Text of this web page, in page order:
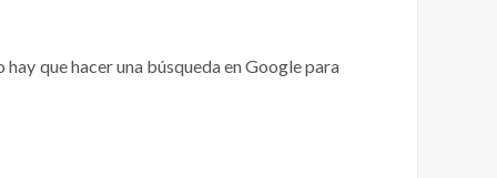
que hacer una búsqueda en Google para